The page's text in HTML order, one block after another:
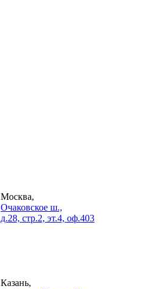
Москва,
Очаковское ш.,
д.28, стр.2, эт.4, оф.403
Казань,